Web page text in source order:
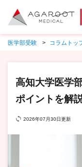
医学部受験 コラムトッ
高知大学医学
ポイントを解
2026年07月30日更新